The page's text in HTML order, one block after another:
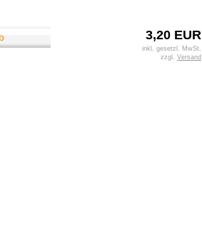
3,20 EUR
inkl. gesetzl. MwSt.
zzgl. Versand